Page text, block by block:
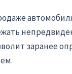
заранее